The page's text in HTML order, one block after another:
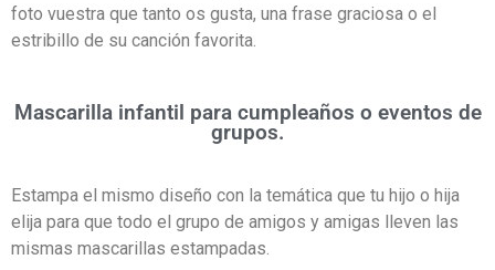
foto vuestra que tanto os gusta, una frase graciosa o el
estribillo de su canción favorita.
Mascarilla infantil para cumpleaños o eventos de
grupos.
Estampa el mismo diseño con la temática que tu hijo o hija
elija para que todo el grupo de amigos y amigas lleven las
mismas mascarillas estampadas.